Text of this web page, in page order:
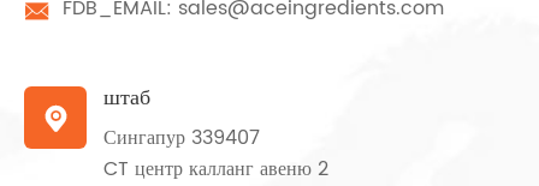
 FDB_EMAIL: sales@aceingredients.com

штаб
Сингапур 339407
CT центр калланг авеню 2